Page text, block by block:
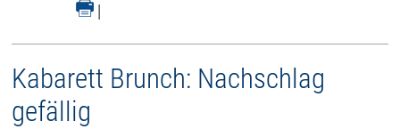
|
Kabarett Brunch: Nachschlag
gefällig